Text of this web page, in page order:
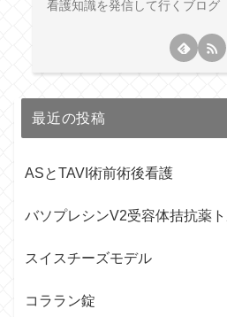
看護知識を発信して行くブログ
最近の投稿
ASとTAVI術前術後看護
バソプレシンV2受容体拮抗薬
スイスチーズモデル
コララン錠